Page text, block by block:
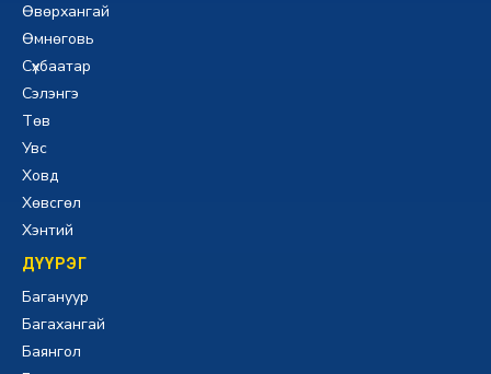
Өвөрхангай
Өмнөговь
Сүхбаатар
Сэлэнгэ
Төв
Увс
Ховд
Хөвсгөл
Хэнтий
ДҮҮРЭГ
Багануур
Багахангай
Баянгол